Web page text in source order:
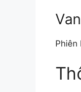
Phiên